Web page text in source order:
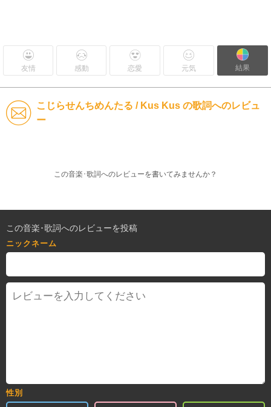
友情 感動 恋愛 元気 結果
こじらせんちめんたる / Kus Kus の歌詞へのレビュ
ー
この音楽･歌詞へのレビューを書いてみませんか？
この音楽･歌詞へのレビューを投稿
ニックネーム
性別